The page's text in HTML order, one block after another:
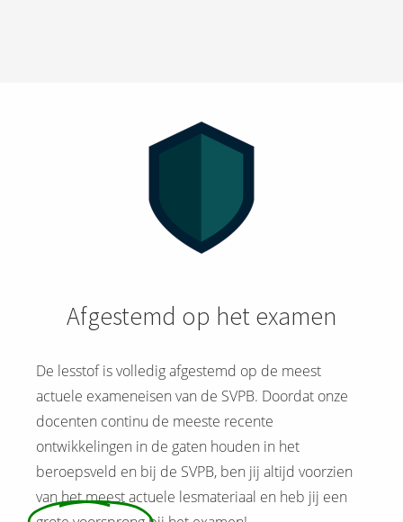
Afgestemd op het examen
De lesstof is volledig afgestemd op de meest
actuele exameneisen van de SVPB. Doordat onze
docenten continu de meeste recente
ontwikkelingen in de gaten houden in het
beroepsveld en bij de SVPB, ben jij altijd voorzien
van het meest actuele lesmateriaal en heb jij een